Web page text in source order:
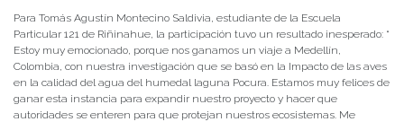
Para Tomás Agustín Montecino Saldivia, estudiante de la Escuela
Particular 121 de Riñinahue, la participación tuvo un resultado inesperado: “
Estoy muy emocionado, porque nos ganamos un viaje a Medellín,
Colombia, con nuestra investigación que se basó en la Impacto de las aves
en la calidad del agua del humedal laguna Pocura. Estamos muy felices de
ganar esta instancia para expandir nuestro proyecto y hacer que
autoridades se enteren para que protejan nuestros ecosistemas. Me